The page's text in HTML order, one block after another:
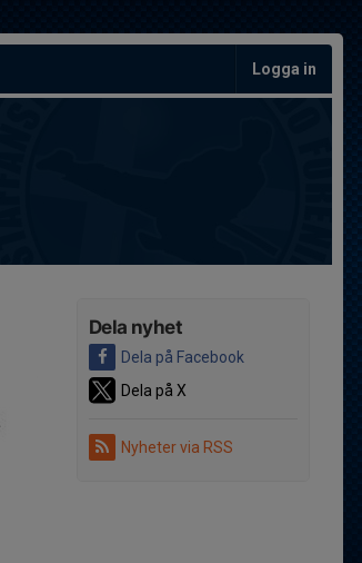
Logga in
Dela nyhet
Dela på Facebook
Dela på X
Nyheter via RSS